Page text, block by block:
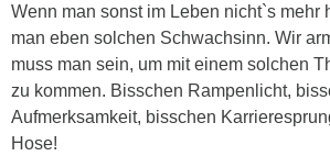
Wenn man sonst im Leben nicht`s mehr
man eben solchen Schwachsinn. Wir
muss man sein, um mit einem solchen
zu kommen. Bisschen Rampenlicht,
Aufmerksamkeit, bisschen
Hose!